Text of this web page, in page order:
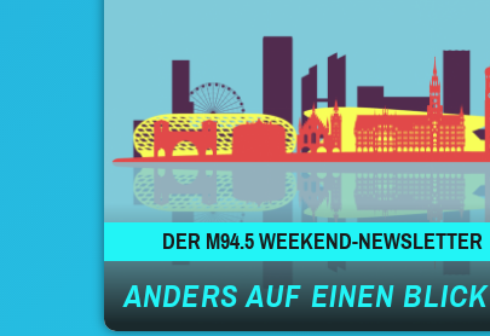
DER M94.5 WEEKEND-NEWSLETTER
ANDERS AUF EINEN